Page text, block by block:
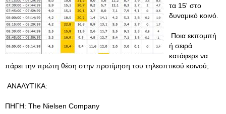
τα 15' στο
δυναμικό κοινό.
Ποια εκπομπή
ή σειρά
κατάφερε να
πάρει την πρώτη θέση στην προτίμηση του τηλεοπτικού κοινού;
ΑΝΑΛΥΤΙΚΑ:
ΠΗΓΗ: The Nielsen Company